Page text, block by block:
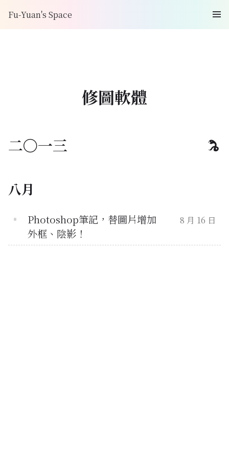
Fu-Yuan's Space
修圖軟體
二〇一三
八月
Photoshop筆記，替圖片增加
外框、陰影！
8 月 16 日